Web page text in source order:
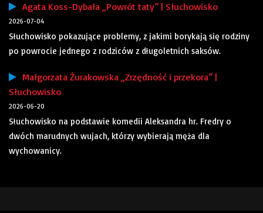
Agata Koss-Dybała „Powrót taty” | Słuchowisko
2026-07-04
Słuchowisko pokazujące problemy, z jakimi borykają się rodziny
po powrocie jednego z rodziców z długoletnich saksów.
Małgorzata Żurakowska „Zrzędność i przekora” |
Słuchowisko
2026-06-20
Słuchowisko na podstawie komedii Aleksandra hr. Fredry o
dwóch marudnych wujach, którzy wybierają męża dla
wychowanicy.